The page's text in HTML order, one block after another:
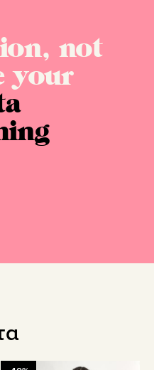
not
your